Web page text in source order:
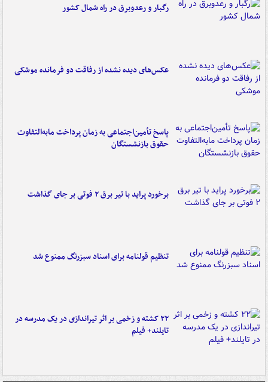
رگبار و رعدوبرق در راه شمال کشور
عکس‌های دیده نشده از رفاقت دو فرمانده‌ موشکی
پاسخ تأمین‌اجتماعی به زمان پرداخت مابه‌التفاوت
حقوق بازنشستگان
برخورد پراید با تیر برق ۲ فوتی بر جای گذاشت
تنظیم قولنامه برای اسناد سبزرنگ ممنوع شد
۲۲ کشته و زخمی بر اثر تیراندازی در یک مدرسه در
تایلند+ فیلم